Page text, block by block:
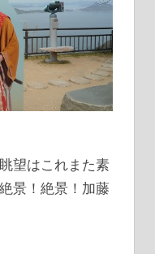
望はこれまた素
景！絶景！加藤